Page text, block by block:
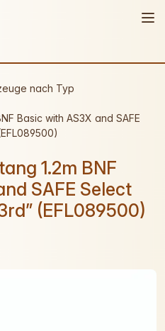
nach Typ
Basic with AS3X and SAFE
1.2m BNF
SAFE Select
(EFL089500)